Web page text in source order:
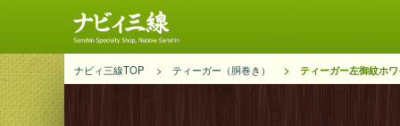
ナビィ三線TOP ティーガー（胴巻き） ティーガー左御紋ホ